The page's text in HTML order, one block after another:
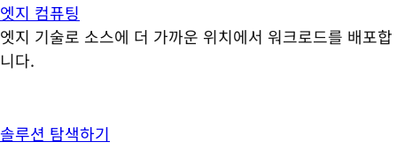
엣지 컴퓨팅
엣지 기술로 소스에 더 가까운 위치에서 워크로드를 배포합
니다.
솔루션 탐색하기